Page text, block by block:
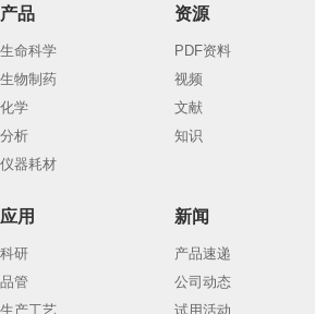
产品
生命科学
生物制药
化学
分析
仪器耗材
资源
PDF资料
视频
文献
知识
应用
科研
品管
生产工艺
新闻
产品速递
公司动态
试用活动